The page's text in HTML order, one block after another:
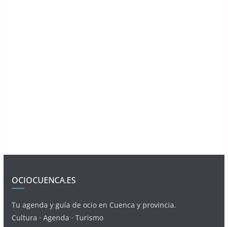
OCIOCUENCA.ES
Tu agenda y guía de ocio en Cuenca y provincia.
Cultura · Agenda · Turismo